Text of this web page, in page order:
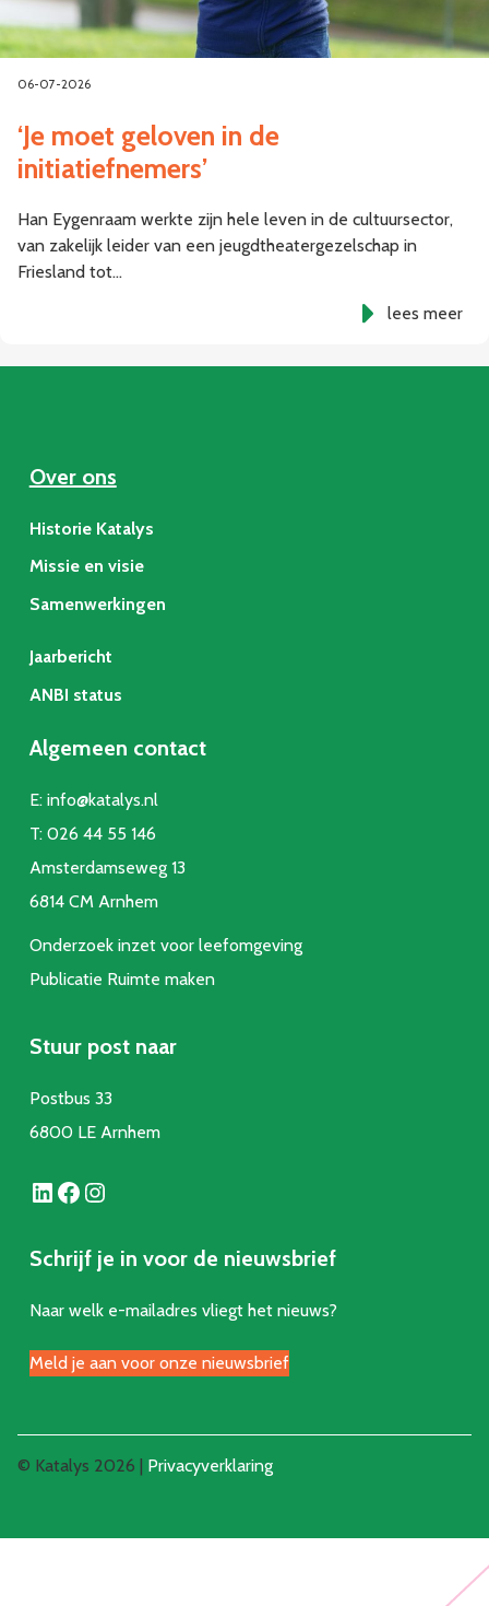
06-07-2026
‘Je moet geloven in de
initiatiefnemers’
Han Eygenraam werkte zijn hele leven in de cultuursector,
van zakelijk leider van een jeugdtheatergezelschap in
Friesland tot…
lees meer
Over ons
Historie Katalys
Missie en visie
Samenwerkingen
Jaarbericht
ANBI status
Algemeen contact
E: info@katalys.nl
T: 026 44 55 146
Amsterdamseweg 13
6814 CM Arnhem
Onderzoek inzet voor leefomgeving
Publicatie Ruimte maken
Stuur post naar
Postbus 33
6800 LE Arnhem
LinkedIn Facebook Instagram
Schrijf je in voor de nieuwsbrief
Naar welk e-mailadres vliegt het nieuws?
Meld je aan voor onze nieuwsbrief
© Katalys 2026 | Privacyverklaring